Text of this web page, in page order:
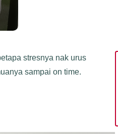
stresnya nak urus
sampai on time.